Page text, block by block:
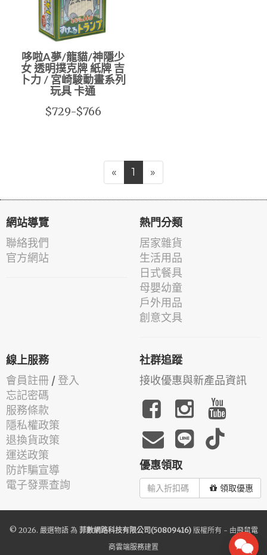
哆啦A夢/龍貓/神隱少
女 透明撲克牌 紙牌 吉
卜力 / 宮崎駿動畫系列
玩具 卡通
$729-$766
« 1 »
網站導覽
聯絡我們
官方網站
熱門分類
居家雜貨
生活用品
日式餐具
母嬰幼童
戶外用品
創意文具
線上服務
會員註冊 / 登入
忘記密碼
服務條款
隱私權政策
退換貨政策
運送政策
防詐騙宣導
電子發票查詢
社群追蹤
接收優惠與新產品資訊
優惠領取
領取優惠
© 2026. 嚴選物語為 菲數網路科技有限公司(50809416)版權所有 - 由飛鼠電
商雲端服務建置